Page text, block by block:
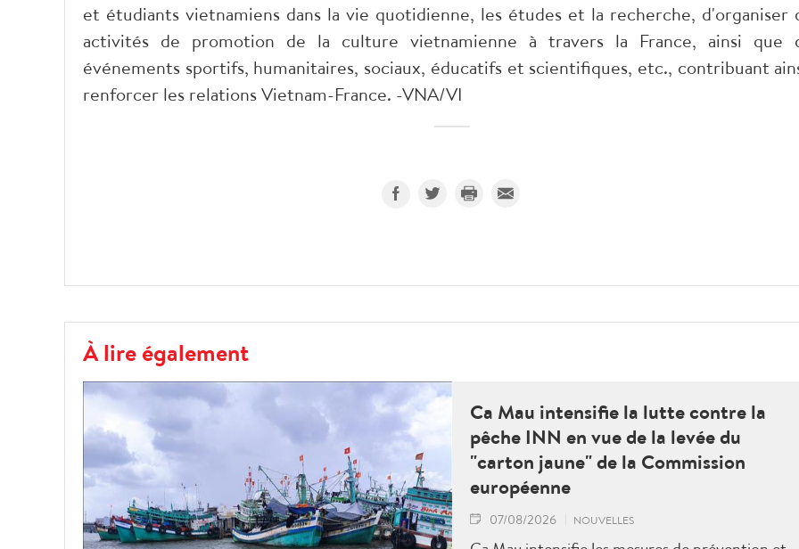
et étudiants vietnamiens dans la vie quotidienne, les études et la recherche, d'organiser
activités de promotion de la culture vietnamienne à travers la France, ainsi que
événements sportifs, humanitaires, sociaux, éducatifs et scientifiques, etc., contribuant
renforcer les relations Vietnam-France. -VNA/VI
À lire également
Ca Mau intensifie la lutte contre la
pêche INN en vue de la levée du
"carton jaune" de la Commission
européenne
07/08/2026 NOUVELLES